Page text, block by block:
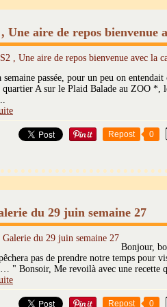
, Une aire de repos bienvenue
semaine passée, pour un peu on
quartier A sur le Plaid Balade au ZOO *,
Repost 0
du 29 juin semaine 27
Bonjour,
pas de prendre notre temps pour
" Bonsoir, Me revoilà avec une recette
Repost 0